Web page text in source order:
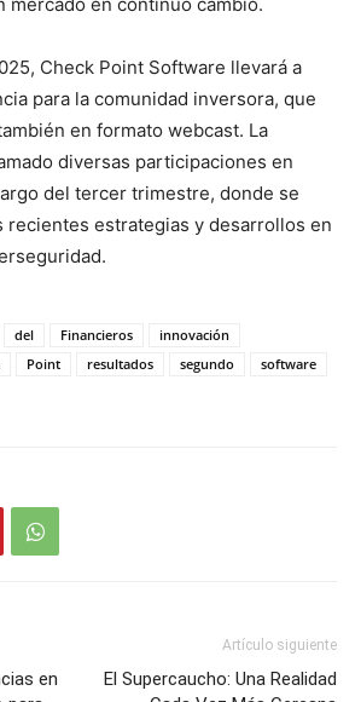
Check Point Software llevará a
para la comunidad inversora, que
en formato webcast. La
diversas participaciones en
del tercer trimestre, donde se
recientes estrategias y desarrollos en
del Financieros
innovación
Point resultados segundo
software
en
Artículo siguiente
El Supercaucho: Una Realidad